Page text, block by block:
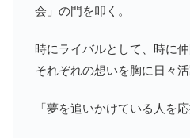
会」の門を叩く。
時にライバルとして、時に仲
それぞれの想いを胸に日々
「夢を追いかけている人を